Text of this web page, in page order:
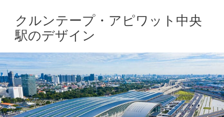
クルンテープ・アピワット中央
駅のデザイン